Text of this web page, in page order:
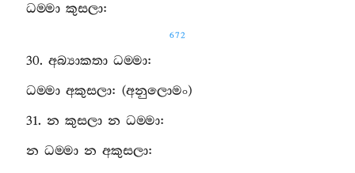
ධම‍්මා කුසලා:
672
30. අබ්‍යාකතා ධම‍්මා:
ධම‍්මා අකුසලා: (අනුලොමං)
31. න කුසලා න ධම‍්මා:
න ධම‍්මා න අකුසලා: